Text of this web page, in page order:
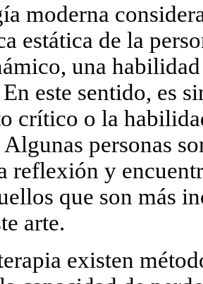
moderna
estática de la
una
este sentido, es
crítico o la
personas
reflexión y
que son más
arte.
existen